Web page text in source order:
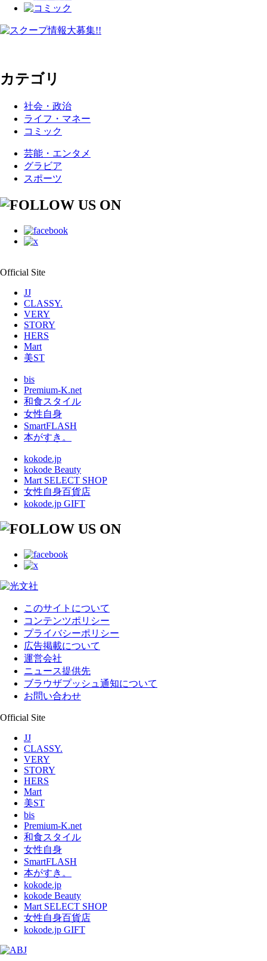
カテゴリ
社会・政治
ライフ・マネー
コミック
芸能・エンタメ
グラビア
スポーツ
Official Site
JJ
CLASSY.
VERY
STORY
HERS
Mart
美ST
bis
Premium-K.net
和食スタイル
女性自身
SmartFLASH
本がすき。
kokode.jp
kokode Beauty
Mart SELECT SHOP
女性自身百貨店
kokode.jp GIFT
このサイトについて
コンテンツポリシー
プライバシーポリシー
広告掲載について
運営会社
ニュース提供先
ブラウザプッシュ通知について
お問い合わせ
Official Site
JJ
CLASSY.
VERY
STORY
HERS
Mart
美ST
bis
Premium-K.net
和食スタイル
女性自身
SmartFLASH
本がすき。
kokode.jp
kokode Beauty
Mart SELECT SHOP
女性自身百貨店
kokode.jp GIFT